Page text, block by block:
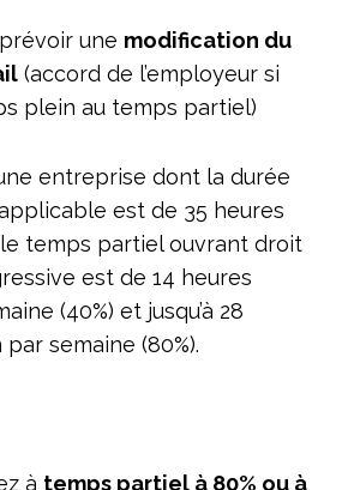
une modification du
(accord de l’employeur si
plein au temps partiel)
entreprise dont la durée
est de 35 heures
temps partiel ouvrant droit
est de 14 heures
(40%) et jusqu’à 28
semaine (80%).
à temps partiel à 80% ou à